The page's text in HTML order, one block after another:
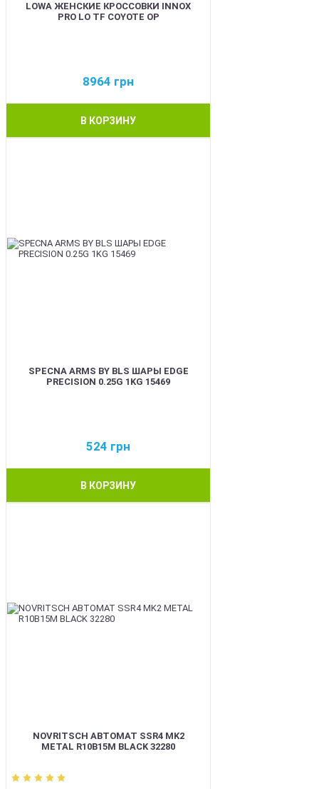
LOWA ЖЕНСКИЕ КРОССОВКИ INNOX
PRO LO TF COYOTE OP
8964 грн
В КОРЗИНУ
SPECNA ARMS BY BLS ШАРЫ EDGE
PRECISION 0.25G 1KG 15469
524 грн
В КОРЗИНУ
NOVRITSCH АВТОМАТ SSR4 MK2
METAL R10B15M BLACK 32280